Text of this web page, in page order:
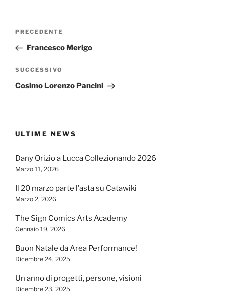
Navigazione
Articolo
precedente:
PRECEDENTE
Francesco Merigo
Articolo
successivo
SUCCESSIVO
Cosimo Lorenzo Pancini
ULTIME NEWS
Dany Orizio a Lucca Collezionando 2026
Marzo 11, 2026
Il 20 marzo parte l’asta su Catawiki
Marzo 2, 2026
The Sign Comics Arts Academy
Gennaio 19, 2026
Buon Natale da Area Performance!
Dicembre 24, 2025
Un anno di progetti, persone, visioni
Dicembre 23, 2025